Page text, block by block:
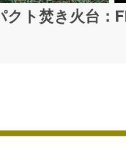
クト焚き火台：